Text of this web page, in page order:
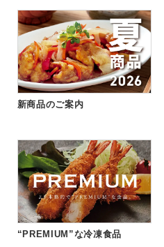
新商品のご案内
“PREMIUM”な冷凍食品